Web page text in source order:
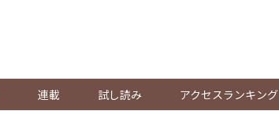
連載 試し読み アクセスランキング